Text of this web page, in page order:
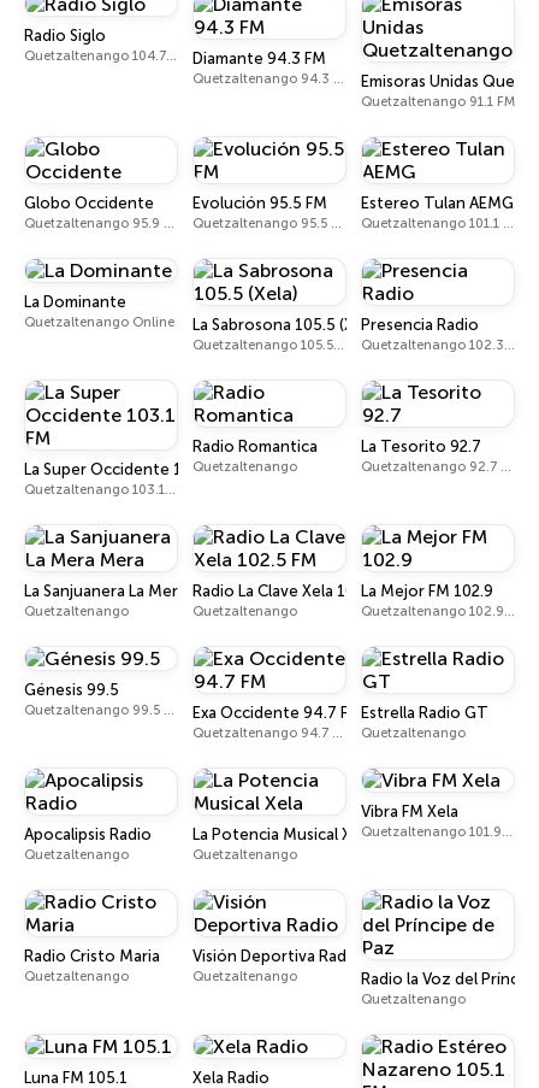
Radio Siglo
Quetzaltenango 104.7 FM Diamante 94.3 FM
Quetzaltenango 94.3 FM Emisoras Unidas
Quetzaltenango 91.1 FM
Globo Occidente
Quetzaltenango 95.9 FM
Evolución 95.5 FM
Quetzaltenango 95.5 FM
Estereo Tulan AEMG
Quetzaltenango 101.1 FM
La Dominante
Quetzaltenango Online La Sabrosona 105.5 (Xela)
Quetzaltenango 105.5 FM
Presencia Radio
Quetzaltenango 102.3 FM
La Super Occidente 103.1 FM
Quetzaltenango 103.1 FM
Radio Romantica
Quetzaltenango
La Tesorito 92.7
Quetzaltenango 92.7 FM
La Sanjuanera La Mera Mera
Quetzaltenango
Radio La Clave Xela 102.5 FM
Quetzaltenango
La Mejor FM 102.9
Quetzaltenango 102.9 FM
Génesis 99.5
Quetzaltenango 99.5 FM Exa Occidente 94.7 FM
Quetzaltenango 94.7 FM
Estrella Radio GT
Quetzaltenango
Apocalipsis Radio
Quetzaltenango
La Potencia Musical Xela
Quetzaltenango
Vibra FM Xela
Quetzaltenango 101.9 FM
Radio Cristo Maria
Quetzaltenango
Visión Deportiva Radio
Quetzaltenango Radio la Voz del
Quetzaltenango
Luna FM 105.1 Xela Radio